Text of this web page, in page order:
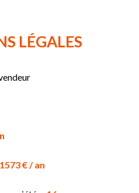
LÉGALES
1573 € / an